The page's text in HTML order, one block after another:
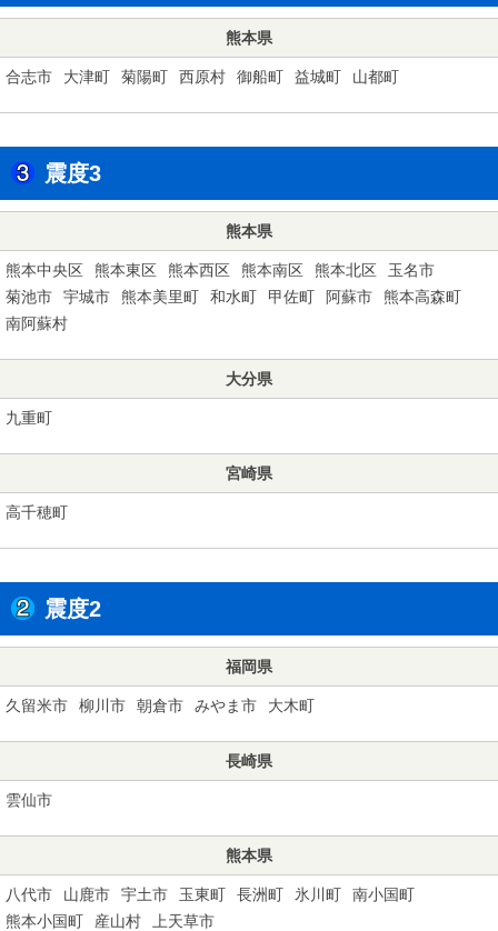
熊本県
合志市 大津町 菊陽町 西原村 御船町 益城町 山都町
震度3
熊本県
熊本中央区 熊本東区 熊本西区 熊本南区 熊本北区
玉名市
菊池市
宇城市 熊本美里町 和水町 甲佐町 阿蘇市
熊本高森町
南阿蘇村
大分県
九重町
宮崎県
高千穂町
震度2
福岡県
久留米市 柳川市 朝倉市 みやま市 大木町
長崎県
雲仙市
熊本県
八代市 山鹿市 宇土市 玉東町 長洲町 氷川町
南小国町
熊本小国町
産山村 上天草市